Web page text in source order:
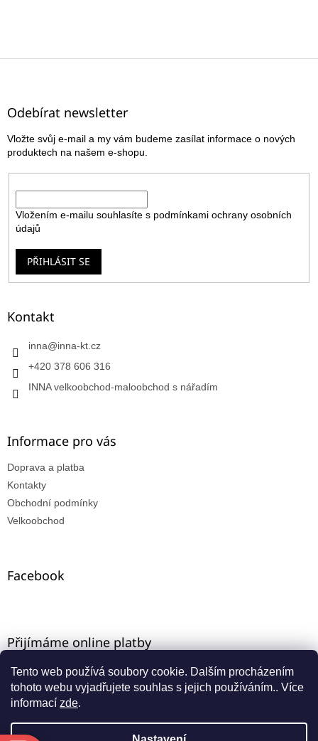
Tento web používá soubory cookie. Dalším procházením
tohoto webu vyjadřujete souhlas s jejich používáním.. Více
informací zde.
Z
Odebírat newsletter
Vložte svůj e-mail a my vám budeme zasílat informace o nových
produktech na našem e-shopu.
Vložením e-mailu souhlasíte s podmínkami ochrany osobních
údajů
PŘIHLÁSIT SE
Kontakt
inna@inna-kt.cz
+420 378 606 316
INNA velkoobchod-maloobchod s nářadím
Informace pro vás
Doprava a platba
Kontakty
Obchodní podmínky
Velkoobchod
Facebook
Přijímáme online platby